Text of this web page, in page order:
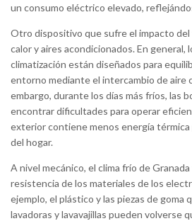
un consumo eléctrico elevado,
Otro dispositivo que sufre el impacto del
calor y aires acondicionados. En general,
climatización están diseñados para
entorno mediante el intercambio de aire
embargo, durante los días más fríos, las
encontrar dificultades para operar
exterior contiene menos energía
del hogar.
A nivel mecánico, el clima frío de
resistencia de los materiales de los
ejemplo, el plástico y las piezas de goma
lavadoras y lavavajillas pueden volverse